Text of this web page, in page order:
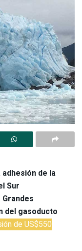
de la
Sur
del gasoducto
de US$550